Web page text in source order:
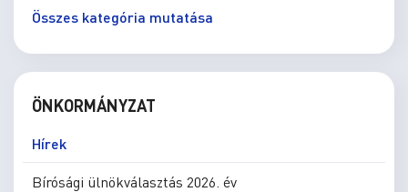
Összes kategória mutatása
ÖNKORMÁNYZAT
Hírek
Bírósági ülnökválasztás 2026. év